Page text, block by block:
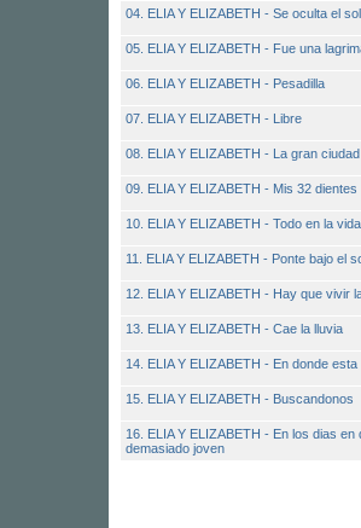
04. ELIA Y ELIZABETH - Se oculta el
05. ELIA Y ELIZABETH - Fue una
06. ELIA Y ELIZABETH - Pesadilla
07. ELIA Y ELIZABETH - Libre
08. ELIA Y ELIZABETH - La gran ciudad
09. ELIA Y ELIZABETH - Mis 32 dientes
10. ELIA Y ELIZABETH - Todo en la vida
11. ELIA Y ELIZABETH - Ponte bajo el
12. ELIA Y ELIZABETH - Hay que vivir
13. ELIA Y ELIZABETH - Cae la lluvia
14. ELIA Y ELIZABETH - En donde esta
15. ELIA Y ELIZABETH - Buscandonos
16. ELIA Y ELIZABETH - En los dias en
demasiado joven